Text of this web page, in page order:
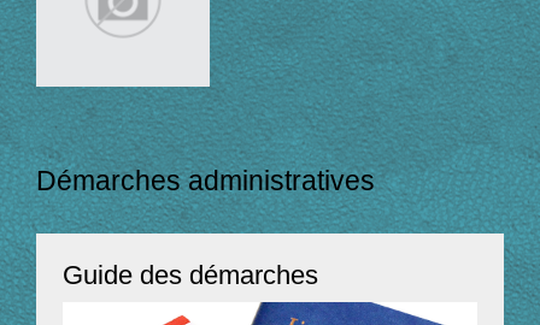
Démarches administratives
Guide des démarches